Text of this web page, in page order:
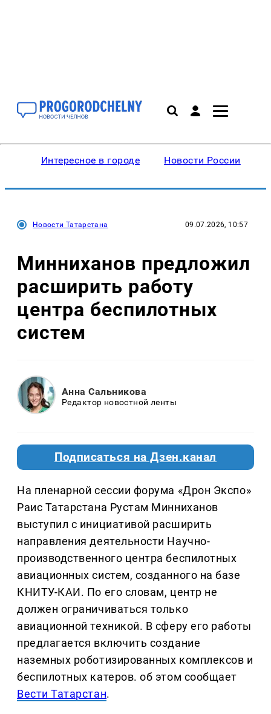
Интересное в городе Новости России
Новости Татарстана 09.07.2026, 10:57
Минниханов предложил
расширить работу
центра беспилотных
систем
Анна Сальникова
Редактор новостной ленты
Подписаться на Дзен.канал
На пленарной сессии форума «Дрон Экспо»
Раис Татарстана Рустам Минниханов
выступил с инициативой расширить
направления деятельности Научно-
производственного центра беспилотных
авиационных систем, созданного на базе
КНИТУ-КАИ. По его словам, центр не
должен ограничиваться только
авиационной техникой. В сферу его работы
предлагается включить создание
наземных роботизированных комплексов и
беспилотных катеров. об этом сообщает
Вести Татарстан.